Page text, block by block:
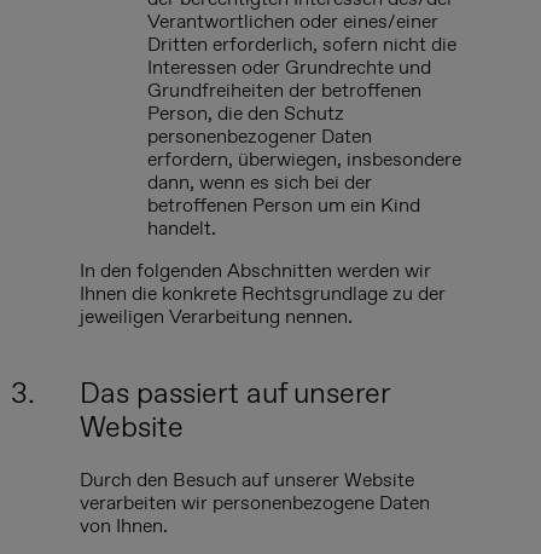
Verantwortlichen oder eines/einer
Dritten erforderlich, sofern nicht die
Interessen oder Grundrechte und
Grundfreiheiten der betroffenen
Person, die den Schutz
personenbezogener Daten
erfordern, überwiegen, insbesondere
dann, wenn es sich bei der
betroffenen Person um ein Kind
handelt.
In den folgenden Abschnitten werden wir
Ihnen die konkrete Rechtsgrundlage zu der
jeweiligen Verarbeitung nennen.
3.
Das passiert auf unserer
Website
Durch den Besuch auf unserer Website
verarbeiten wir personenbezogene Daten
von Ihnen.